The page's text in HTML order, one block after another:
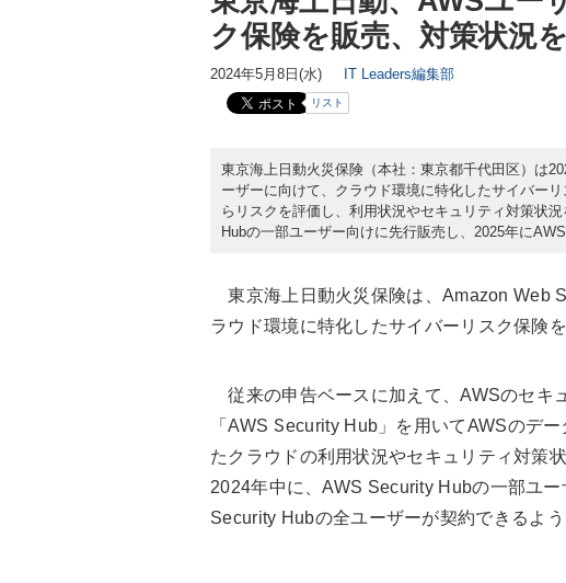
ク保険を販売、対策状況
2024年5月8日(水) IT Leaders編集部
リスト
東京海上日動火災保険（本社：東京都千代田区）は
ーザーに向けて、クラウド環境に特化したサイバー
らリスクを評価し、利用状況やセキュリティ対策状
Hubの一部ユーザー向けに先行販売し、2025年に
東京海上日動火災保険は、Amazon Web
ラウド環境に特化したサイバーリスク保険を
従来の申告ベースに加えて、AWSのセキ
「AWS Security Hub」を用いてAWSのデ
たクラウドの利用状況やセキュリティ対策
2024年中に、AWS Security Hubの一部ユ
Security Hubの全ユーザーが契約できるよ